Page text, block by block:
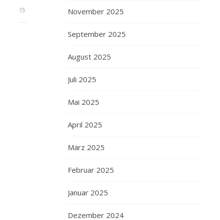
2025
November 2025
September 2025
August 2025
Juli 2025
Mai 2025
April 2025
März 2025
Februar 2025
Januar 2025
Dezember 2024